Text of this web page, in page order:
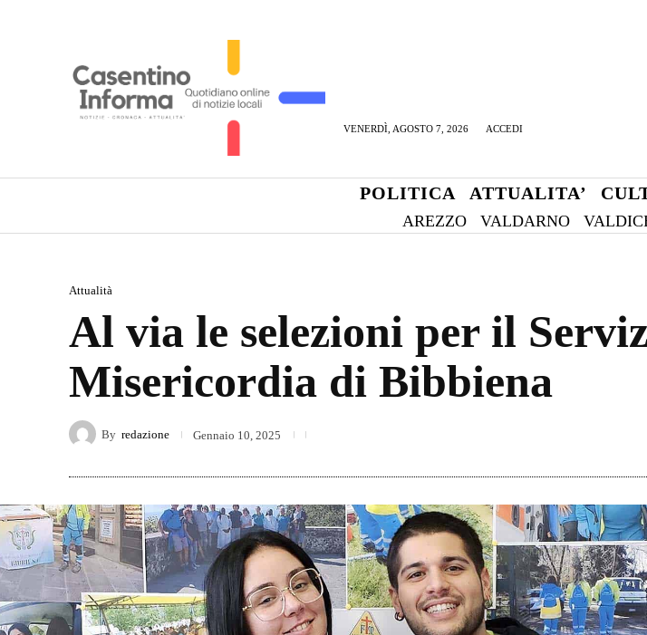
VENERDÌ, AGOSTO 7, 2026 ACCEDI
POLITICA ATTUALITA’
AREZZO VALDARNO
Attualità
Al via le selezioni per il
Misericordia di Bibbiena
By redazione Gennaio 10, 2025